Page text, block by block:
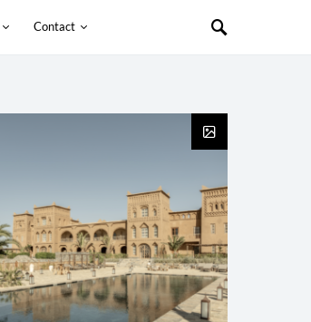
Contact